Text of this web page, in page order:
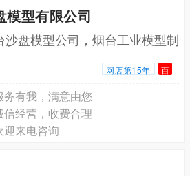
模型有限公司
盘模型公司，烟台工业模型制
网店第15年 百
有我，满意由您
经营，收费合理
迎来电咨询